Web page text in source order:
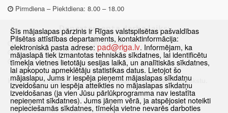
Pirmdiena – Piektdiena: 8.00 – 18.00
Departamenta darba laiks:
Pirmdiena, Ceturtdiena: 8.30 – 18.00
Otrdiena, Trešdiena: 8.30 – 17.00
Piektdiena: 8.30 – 15.00
Klātienes konsultācijas pieejamas tikai ar iepriekšēju pierakstu.
Šīs mājaslapas pārzinis ir Rīgas valstspilsētas pašvaldības
Pilsētas attīstības departaments, kontaktinformācija:
elektroniskā pasta adrese: pad@riga.lv. Informējam, ka
mājaslapā tiek izmantotas tehniskās sīkdatnes, lai identificētu
tīmekļa vietnes lietotāju sesijas laikā, un analītiskās sīkdatnes,
lai apkopotu apmeklētāju statistikas datus. Lietojot šo
mājaslapu, Jums ir iespēja pieņemt mājaslapas sīkdatņu
izveidošanu un iespēja atteikties no mājaslapas sīkdatņu
izveidošanas (ja vien Jūsu pārlūkprogramma nav iestatīta
nepieņemt sīkdatnes). Jums jāņem vērā, ja atspējosiet noteikti
nepieciešamās sīkdatnes, tīmekļa vietne nevarēs darboties